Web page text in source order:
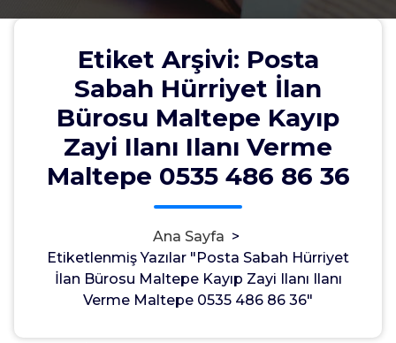
Etiket Arşivi: Posta
Sabah Hürriyet İlan
Bürosu Maltepe Kayıp
Zayi Ilanı Ilanı Verme
Maltepe 0535 486 86 36
Ana Sayfa >
Etiketlenmiş Yazılar "Posta Sabah Hürriyet
İlan Bürosu Maltepe Kayıp Zayi Ilanı Ilanı
Verme Maltepe 0535 486 86 36"
Posta Sabah Hürriyet İlan Ofisi
Maltepe 0535.486 86 36
Gazete Ilan Bürosu 0535 486 86 36
Posta Sabah Hürriyet İlan Ofisi